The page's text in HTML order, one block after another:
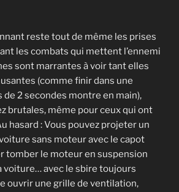
reste tout de même les prises
les combats qui mettent l’ennemi
sont marrantes à voir tant elles
(comme finir dans une
de 2 secondes montre en main),
brutales, même pour ceux qui ont
hasard : Vous pouvez projeter un
sans moteur avec le capot
tomber le moteur en suspension
voiture… avec le sbire toujours
ouvrir une grille de ventilation,